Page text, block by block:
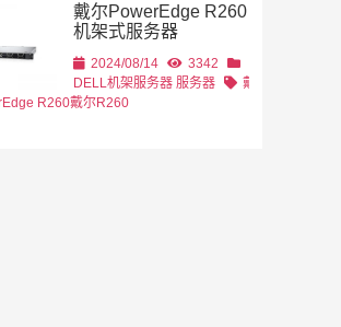
戴尔PowerEdge R260
机架式服务器
2024/08/14
3342
DELL机架服务器 服务器
戴
R260戴尔R260